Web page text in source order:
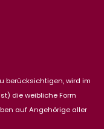
berücksichtigen, wird im
die weibliche Form
auf Angehörige aller